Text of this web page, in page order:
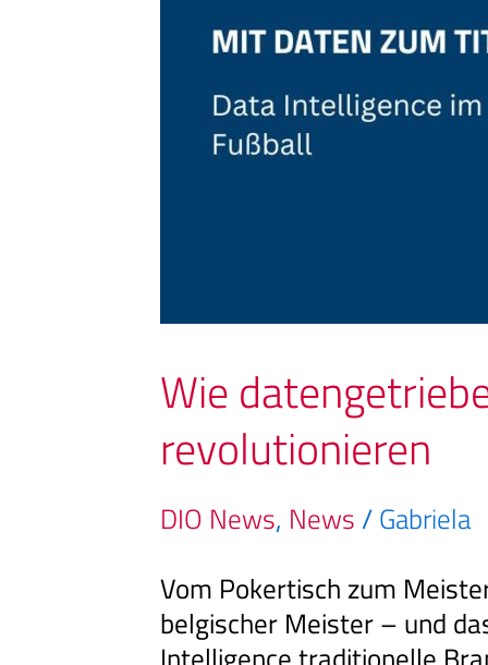
Wie
revolutionieren
DIO News, News /Gabriela
Vom Pokertisch zum
belgischer Meister – und